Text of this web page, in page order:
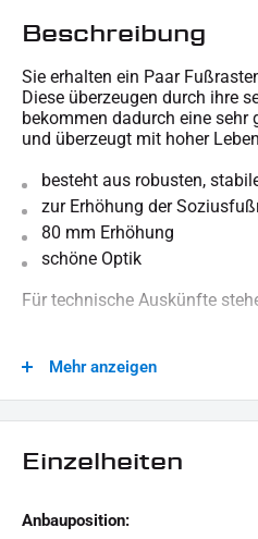
Beschreibung
Sie erhalten ein Paar
Diese überzeugen durch ihre
bekommen dadurch eine sehr
und überzeugt mit hoher
besteht aus robusten,
zur Erhöhung der
80 mm Erhöhung
schöne Optik
Für technische Auskünfte
1 Paar
Mehr anzeigen
Einzelheiten
Anbauposition: